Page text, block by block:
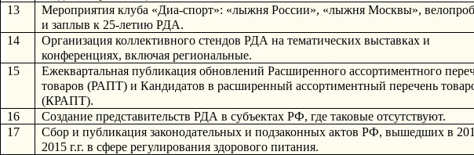
13
Мероприятия клуба «Диа-спорт»: «лыжня России», «лыжня Москвы»,
и заплыв к 25-летию РДА.
14
Организация коллективного стендов РДА на тематических выставках и
конференциях, включая региональные.
15
Ежеквартальная публикация обновлений Расширенного ассортиментного
товаров (РАПТ) и Кандидатов в расширенный ассортиментный перечень
(КРАПТ).
16
Создание представительств РДА в субъектах РФ, где таковые отсутствуют.
17
Сбор и публикация законодательных и подзаконных актов РФ, вышедших в
2015 г.г. в сфере регулирования здорового питания.